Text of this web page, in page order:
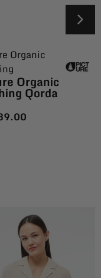
Organic
Organic
Qorda